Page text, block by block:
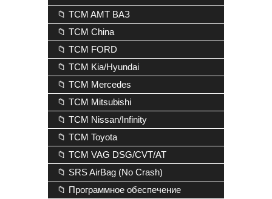
📁 TCM AMT ВАЗ
📁 TCM China
📁 TCM FORD
📁 TCM Kia/Hyundai
📁 TCM Mercedes
📁 TCM Mitsubishi
📁 TCM Nissan/Infinity
📁 TCM Toyota
📁 TCM VAG DSG/CVT/AT
📁 SRS AirBag (No Crash)
📁 Программное обеспечение